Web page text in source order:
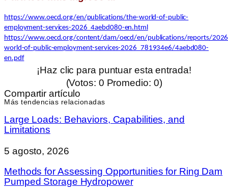
https://www.oecd.org/en/publications/the-world-of-public-
employment-services-2026_4aebd080-en.html
https://www.oecd.org/content/dam/oecd/en/publications/reports/
world-of-public-employment-services-2026_781934e6/4aebd080-
en.pdf
¡Haz clic para puntuar esta entrada!
(Votos: 0 Promedio: 0)
Compartir artículo
Más tendencias relacionadas
Large Loads: Behaviors, Capabilities, and
Limitations
5 agosto, 2026
Methods for Assessing Opportunities for Ring Dam
Pumped Storage Hydropower